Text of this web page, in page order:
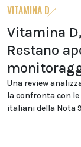
VITAMINA D
Vitamina
Restano
Una review
la confronta con
italiani della Nota